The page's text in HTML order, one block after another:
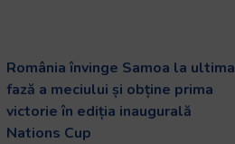
România învinge Samoa la ultima
fază a meciului și obține prima
victorie în ediția inaugurală
Nations Cup